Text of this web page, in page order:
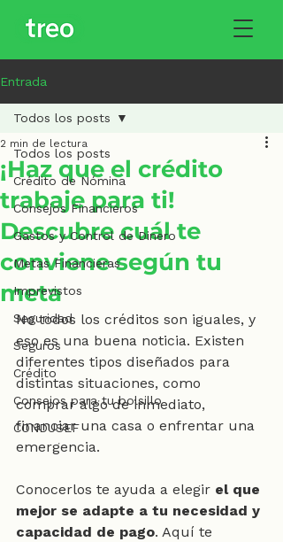
Entrada
Todos los posts
Crédito de Nómina
Consejos Financieros
Gastos y Control de Dinero
Metas Financieras
Imprevistos
Seguridad
Seguros
Crédito
Consejos para tu bolsillo
CONDUSEF
Todos los posts
¡Haz que el crédito
trabaje para ti!
Descubre cuál te
conviene según tu
meta
2 min de lectura
No todos los créditos son iguales, y
eso es una buena noticia. Existen
diferentes tipos diseñados para
distintas situaciones, como
comprar algo de inmediato,
financiar una casa o enfrentar una
emergencia.
Conocerlos te ayuda a elegir el que
mejor se adapte a tu necesidad y
capacidad de pago. Aquí te